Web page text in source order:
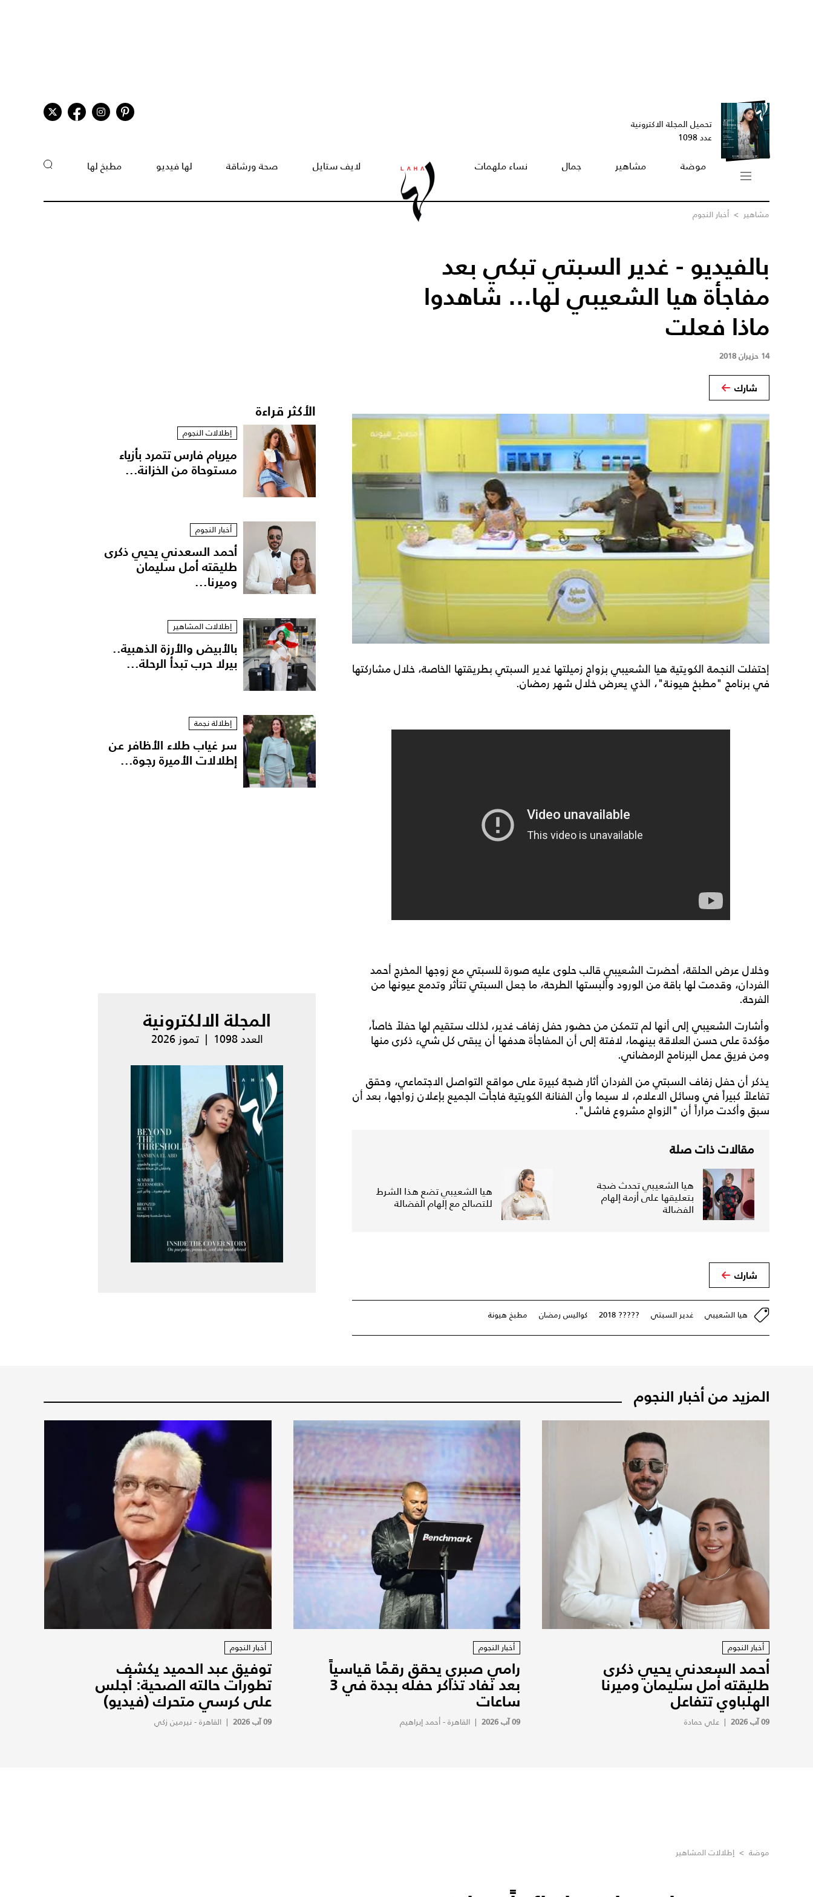
تحميل المجلة الاكترونية
عدد 1098
موضة مشاهير جمال نساء ملهمات لايف ستايل صحة ورشاقة لها فيديو مطبخ لها
مشاهير > أخبار النجوم
بالفيديو - غدير السبتي تبكي بعد
مفاجأة هيا الشعيبي لها... شاهدوا
ماذا فعلت
14 حزيران 2018
شارك
إحتفلت النجمة الكويتية هيا الشعيبي بزواج زميلتها غدير السبتي بطريقتها الخاصة، خلال مشاركتها
في برنامج "مطبخ هيونة"، الذي يعرض خلال شهر رمضان.
وخلال عرض الحلقة، أحضرت الشعيبي قالب حلوى عليه صورة للسبتي مع زوجها المخرج أحمد
الفردان، وقدمت لها باقة من الورود وألبستها الطرحة، ما جعل السبتي تتأثر وتدمع عيونها من
الفرحة.
وأشارت الشعيبي إلى أنها لم تتمكن من حضور حفل زفاف غدير، لذلك ستقيم لها حفلاً خاصاً،
مؤكدة على حسن العلاقة بينهما، لافتة إلى أن المفاجأة هدفها أن يبقى كل شيء ذكرى منها
ومن فريق عمل البرنامج الرمضاني.
يذكر أن حفل زفاف السبتي من الفردان أثار ضجة كبيرة على مواقع التواصل الاجتماعي، وحقق
تفاعلاً كبيراً في وسائل الاعلام، لا سيما وأن الفنانة الكويتية فاجأت الجميع بإعلان زواجها، بعد أن
سبق وأكدت مراراً أن "الزواج مشروع فاشل".
مقالات ذات صلة
هيا الشعيبي تحدث ضجة
بتعليقها على أزمة إلهام
الفضالة
هيا الشعيبي تضع هذا الشرط
للتصالح مع إلهام الفضالة
شارك
هيا الشعيبي غدير السبتي ????? 2018 كواليس رمضان مطبخ هيونة
الأكثر قراءة
إطلالات النجوم
ميريام فارس تتمرد بأزياء
مستوحاة من الخزانة...
أخبار النجوم
أحمد السعدني يحيي ذكرى
طليقته أمل سليمان
وميرنا...
إطلالات المشاهير
بالأبيض والأرزة الذهبية..
بيرلا حرب تبدأ الرحلة...
إطلالة نجمة
سر غياب طلاء الأظافر عن
إطلالات الأميرة رجوة...
المجلة الالكترونية
العدد 1098 | تموز 2026
المزيد من أخبار النجوم
أخبار النجوم
أحمد السعدني يحيي ذكرى
طليقته أمل سليمان وميرنا
الهلباوي تتفاعل
09 آب 2026 | علي حمادة
أخبار النجوم
رامي صبري يحقق رقمًا قياسياً
بعد نفاد تذاكر حفله بجدة في 3
ساعات
09 آب 2026 | القاهرة - أحمد إبراهيم
أخبار النجوم
توفيق عبد الحميد يكشف
تطورات حالته الصحية: أجلس
على كرسي متحرك (فيديو)
09 آب 2026 |القاهرة - نيرمين زكي
موضة > إطلالات المشاهير